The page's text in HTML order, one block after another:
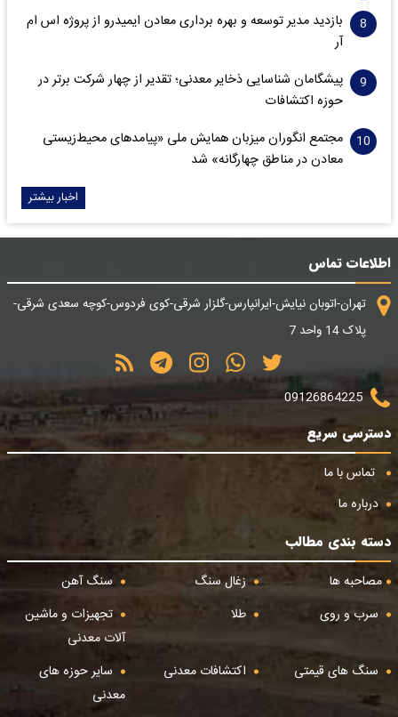
بازدید مدیر توسعه و بهره برداری معادن ایمیدرو از پروژه اس ام
آر
پیشگامان شناسایی ذخایر معدنی؛ تقدیر از چهار شرکت برتر در
حوزه اکتشافات‌
مجتمع انگوران میزبان همایش ملی «پیامدهای محیط‌زیستی
معادن در مناطق چهارگانه» شد
اخبار بیشتر
اطلاعات تماس
تهران-اتوبان نیایش-ایرانپارس-گلزار شرقی-کوی فردوس-کوچه سعدی شرقی-
پلاک 14 واحد 7
09126864225
دسترسی سریع
تماس با ما
درباره ما
دسته بندی مطالب
مصاحبه ها
زغال سنگ
سنگ آهن
سرب و روی
طلا
تجهیزات و ماشین
آلات معدنی
سنگ های قیمتی
اکتشافات معدنی
سایر حوزه های
معدنی